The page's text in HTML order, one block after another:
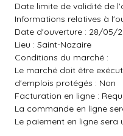
Date limite de validité de
Informations relatives à
Date d'ouverture : 28/05/
Lieu : Saint-Nazaire
Conditions du marché :
Le marché doit être
d'emplois protégés : Non
Facturation en ligne :
La commande en ligne
Le paiement en ligne sera